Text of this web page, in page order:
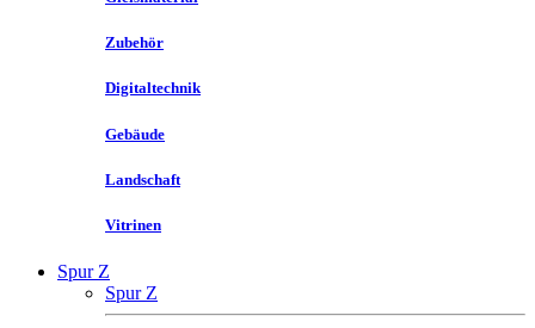
Zubehör
Digitaltechnik
Gebäude
Landschaft
Vitrinen
Spur Z
Spur Z